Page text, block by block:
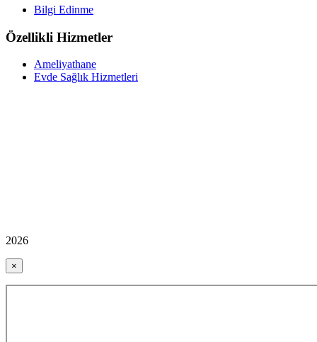
Bilgi Edinme
Özellikli Hizmetler
Ameliyathane
Evde Sağlık Hizmetleri
2026
×